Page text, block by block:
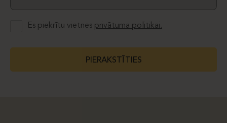
Es piekrītu vietnes privātuma politikai.
PIERAKSTĪTIES